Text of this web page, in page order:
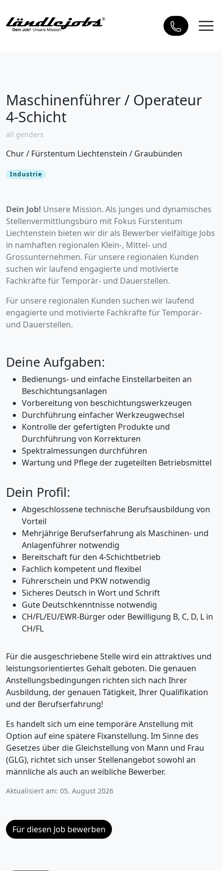
Maschinenführer / Operateur
4-Schicht
all genders
Chur/ Fürstentum Liechtenstein / Graubünden
Industrie
Dein Job! Unsere Mission. Als junges und dynamisches
Stellenvermittlungsbüro mit Fokus Fürstentum
Liechtenstein bieten wir dir als Bewerber vielfältige Jobs
in namhaften regionalen Klein-, Mittel- und
Grossunternehmen. Für unsere regionalen Kunden
suchen wir laufend engagierte und motivierte
Fachkräfte für Temporär- und Dauerstellen.
Für unsere regionalen Kunden suchen wir laufend
engagierte und motivierte Fachkräfte für Temporär-
und Dauerstellen.
Deine Aufgaben:
Bedienungs- und einfache Einstellarbeiten an
Beschichtungsanlagen
Vorbereitung von beschichtungswerkzeugen
Durchführung einfacher Werkzeugwechsel
Kontrolle der gefertigten Produkte und
Durchführung von Korrekturen
Spektralmessungen durchführen
Wartung und Pflege der zugeteilten Betriebsmittel
Dein Profil:
Abgeschlossene technische Berufsausbildung von
Vorteil
Mehrjährige Berufserfahrung als Maschinen- und
Anlagenführer notwendig
Bereitschaft für den 4-Schichtbetrieb
Fachlich kompetent und flexibel
Führerschein und PKW notwendig
Sicheres Deutsch in Wort und Schrift
Gute Deutschkenntnisse notwendig
CH/FL/EU/EWR-Bürger oder Bewilligung B, C, D, L in
CH/FL
Für die ausgeschriebene Stelle wird ein attraktives und
leistungsorientiertes Gehalt geboten. Die genauen
Anstellungsbedingungen richten sich nach Ihrer
Ausbildung, der genauen Tätigkeit, Ihrer Qualifikation
und der Berufserfahrung!
Es handelt sich um eine temporäre Anstellung mit
Option auf eine spätere Fixanstellung. Im Sinne des
Gesetzes über die Gleichstellung von Mann und Frau
(GLG), richtet sich unser Stellenangebot sowohl an
männliche als auch an weibliche Bewerber.
Aktualisiert am: 05. August 2026
Für diesen Job bewerben